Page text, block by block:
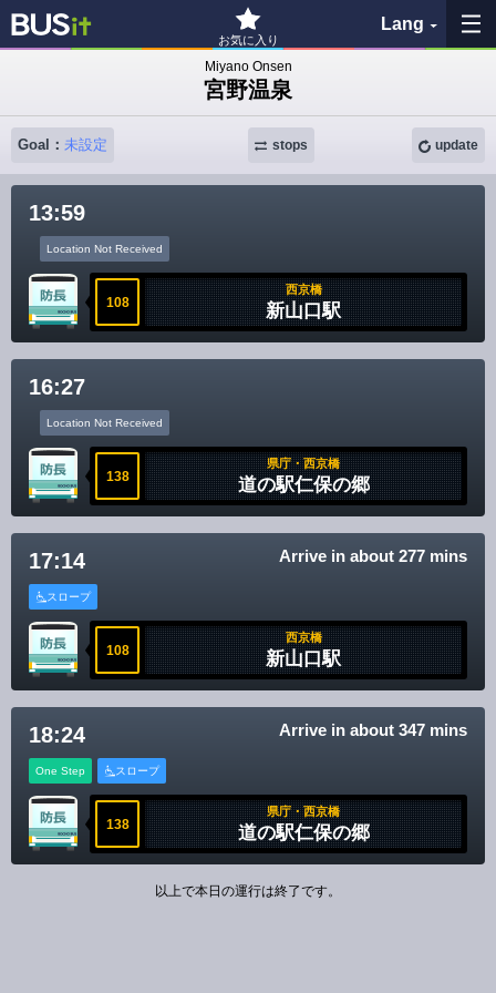
お気に入り
Lang
My Favorites
History
各バス会社リンク先
Disclaimer
Miyano Onsen
宮野温泉
Goal： 未設定 update
stops
13:59
Location Not Received
108
西京橋
新山口駅
16:27
Location Not Received
138
県庁・西京橋
道の駅仁保の郷
17:14 Arrive in about 277 mins
スロープ
108
西京橋
新山口駅
18:24 Arrive in about 347 mins
One Step スロープ
138
県庁・西京橋
道の駅仁保の郷
以上で本日の運行は終了です。